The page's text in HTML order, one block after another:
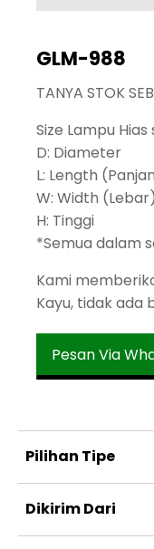
GLM-988
TANYA STOK
Size Lampu
D: Diameter
L: Length
W: Width (Lebar)
H: Tinggi
*Semua dalam
Kami
Kayu, tidak ada
Pesan Via
Pilihan Tipe
Dikirim Dari